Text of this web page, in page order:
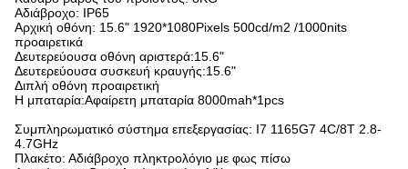
Αδιάβροχο: IP65
Αρχική οθόνη: 15.6" 1920*1080Pixels 500cd/m2 /1000nits
προαιρετικά
Δευτερεύουσα οθόνη αριστερά:15.6"
Δευτερεύουσα συσκευή κραυγής:15.6"
Διπλή οθόνη προαιρετική
Η μπαταρία:Αφαίρετη μπαταρία 8000mah*1pcs
Συμπληρωματικό σύστημα επεξεργασίας: I7 1165G7 4C/8T 2.8-
4.7GHz
Πλακέτο: Αδιάβροχο πληκτρολόγιο με φως πίσω